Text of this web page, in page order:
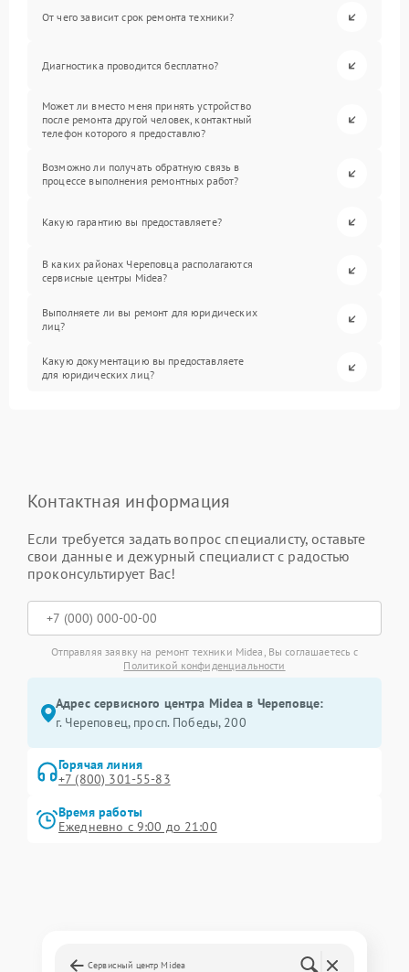
От чего зависит срок ремонта техники?
Диагностика проводится бесплатно?
Может ли вместо меня принять устройство
после ремонта другой человек, контактный
телефон которого я предоставлю?
Возможно ли получать обратную связь в
процессе выполнения ремонтных работ?
Какую гарантию вы предоставляете?
В каких районах Череповца располагаются
сервисные центры Midea?
Выполняете ли вы ремонт для юридических
лиц?
Какую документацию вы предоставляете
для юридических лиц?
Контактная информация
Если требуется задать вопрос специалисту, оставьте
свои данные и дежурный специалист с радостью
проконсультирует Вас!
Отправляя заявку на ремонт техники Midea, Вы соглашаетесь с
Политикой конфиденциальности
Адрес сервисного центра Midea в Череповце:
г. Череповец, просп. Победы, 200
Горячая линия
+7 (800) 301-55-83
Время работы
Ежедневно с 9:00 до 21:00
Сервисный центр Midea